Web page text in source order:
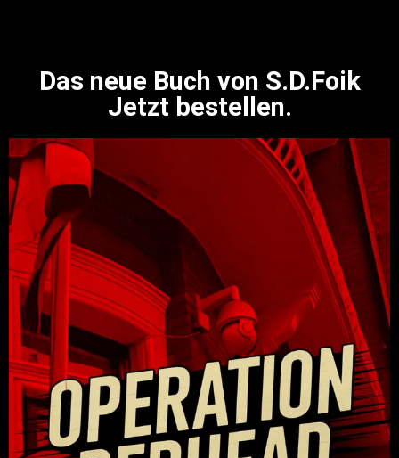
Das neue Buch von S.D.Foik
Jetzt bestellen.